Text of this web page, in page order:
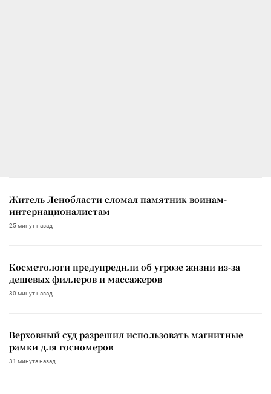
Житель Ленобласти сломал памятник воинам-
интернационалистам
25 минут назад
Косметологи предупредили об угрозе жизни из-за
дешевых филлеров и массажеров
30 минут назад
Верховный суд разрешил использовать магнитные
рамки для госномеров
31 минута назад